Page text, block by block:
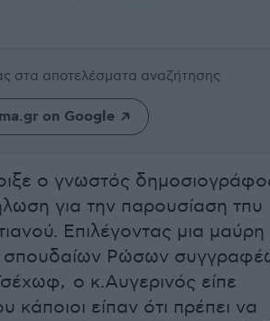
στα αποτελέσματα αναζήτησης
on Google
ο γνωστός
για την παρουσίαση τπυ
Επιλέγοντας μια μαύρη
Ρώσων
ο κ.Αυγερινός είπε
κάποιοι είπαν ότι πρέπει να